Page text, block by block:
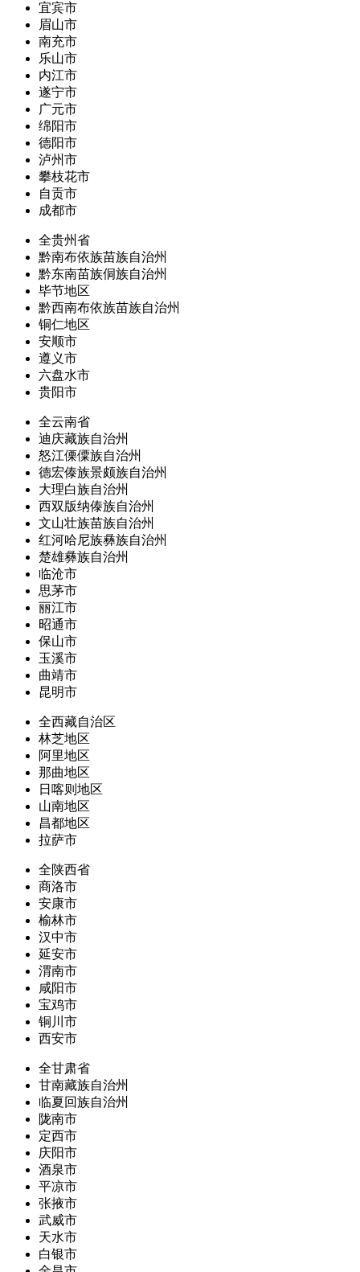
宜宾市
眉山市
南充市
乐山市
内江市
遂宁市
广元市
绵阳市
德阳市
泸州市
攀枝花市
自贡市
成都市
全贵州省
黔南布依族苗族自治州
黔东南苗族侗族自治州
毕节地区
黔西南布依族苗族自治州
铜仁地区
安顺市
遵义市
六盘水市
贵阳市
全云南省
迪庆藏族自治州
怒江傈僳族自治州
德宏傣族景颇族自治州
大理白族自治州
西双版纳傣族自治州
文山壮族苗族自治州
红河哈尼族彝族自治州
楚雄彝族自治州
临沧市
思茅市
丽江市
昭通市
保山市
玉溪市
曲靖市
昆明市
全西藏自治区
林芝地区
阿里地区
那曲地区
日喀则地区
山南地区
昌都地区
拉萨市
全陕西省
商洛市
安康市
榆林市
汉中市
延安市
渭南市
咸阳市
宝鸡市
铜川市
西安市
全甘肃省
甘南藏族自治州
临夏回族自治州
陇南市
定西市
庆阳市
酒泉市
平凉市
张掖市
武威市
天水市
白银市